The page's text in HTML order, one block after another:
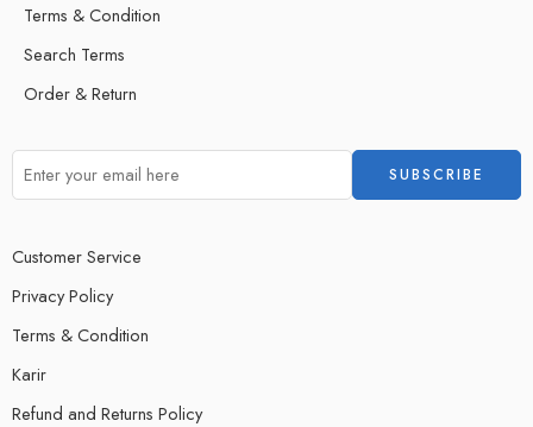
Terms & Condition
Search Terms
Order & Return
Customer Service
Privacy Policy
Terms & Condition
Karir
Refund and Returns Policy